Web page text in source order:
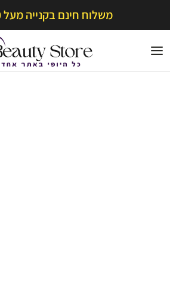
משלוח חינם בקנייה מעל 300 ש"ח